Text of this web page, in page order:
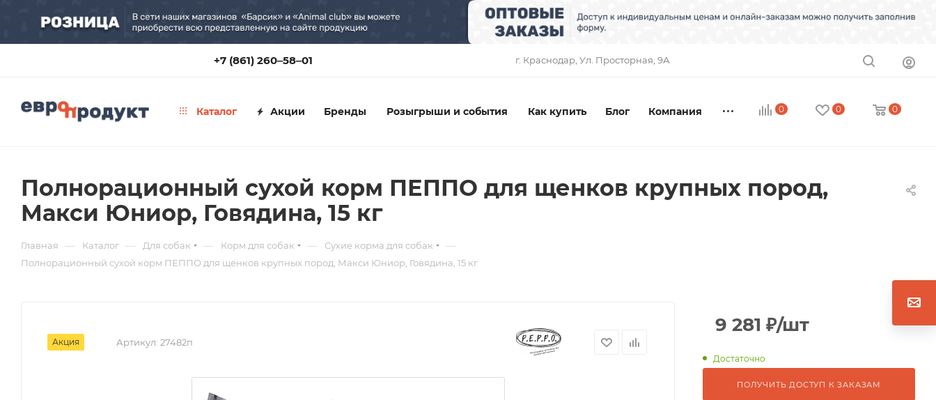
+7 (861) 260‒58‒01 г. Краснодар, ​Ул. Просторная, 9А
0 0 0
Каталог Акции Бренды Розыгрыши и события Как купить Блог Компания
Полнорационный сухой корм ПЕППО для щенков крупных пород,
Макси Юниор, Говядина, 15 кг
Главная — Каталог — Для собак — Корм для собак — Сухие корма для собак —
Полнорационный сухой корм ПЕППО для щенков крупных пород, Макси Юниор, Говядина, 15 кг
Акция Артикул: 27482п
9 281 ₽/шт
Достаточно
ПОЛУЧИТЬ ДОСТУП К ЗАКАЗАМ